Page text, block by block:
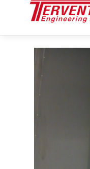
innehåll